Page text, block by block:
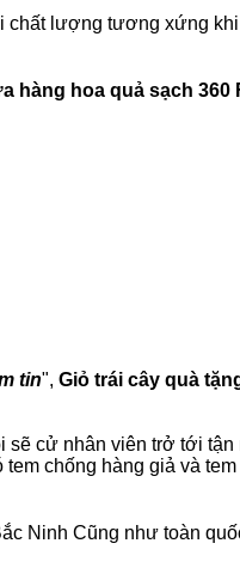
chất lượng tương xứng
hàng hoa quả sạch 360
tin", Giỏ trái cây quà
sẽ cử nhân viên trở tới
chống hàng giả và
Ninh Cũng như toàn